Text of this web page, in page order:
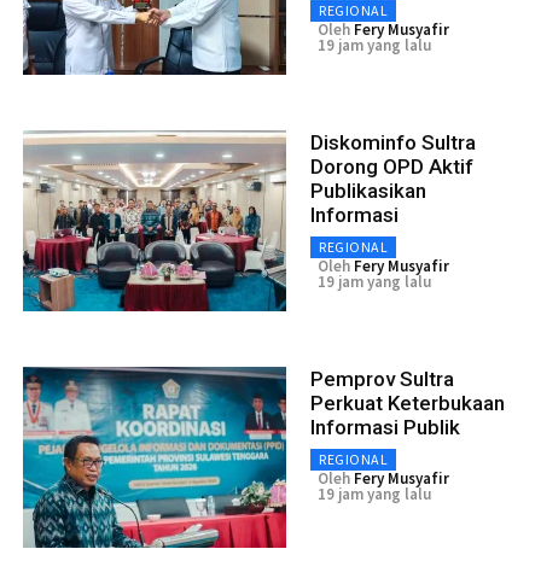
REGIONAL
Oleh Fery Musyafir
19 jam yang lalu
Diskominfo Sultra
Dorong OPD Aktif
Publikasikan
Informasi
REGIONAL
Oleh Fery Musyafir
19 jam yang lalu
Pemprov Sultra
Perkuat Keterbukaan
Informasi Publik
REGIONAL
Oleh Fery Musyafir
19 jam yang lalu